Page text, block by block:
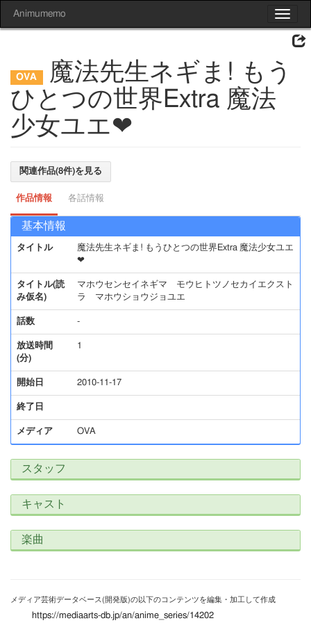
Toggle
Animumemo
魔法先生ネギま! もう
ひとつの世界Extra 魔法
少女ユエ❤
関連作品(8件)を見る
作品情報 各話情報
基本情報
タイトル
魔法先生ネギま! もうひとつの世界Extra 魔法少女ユエ
❤
タイトル(読
み仮名)
マホウセンセイネギマ モウヒトツノセカイエクスト
ラ マホウショウジョユエ
話数 -
放送時間
(分)
1
開始日 2010-11-17
終了日
メディア OVA
スタッフ
キャスト
楽曲
メディア芸術データベース(開発版)の以下のコンテンツを編集・加工して作成
https://mediaarts-db.jp/an/anime_series/14202